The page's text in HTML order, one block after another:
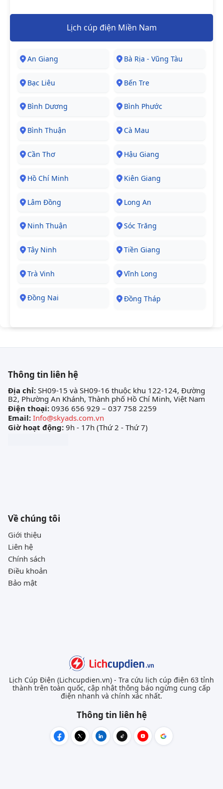
Lịch cúp điện Miền Nam
An Giang Bà Rịa - Vũng Tàu
Bạc Liêu Bến Tre
Bình Dương Bình Phước
Bình Thuận Cà Mau
Cần Thơ Hậu Giang
Hồ Chí Minh Kiên Giang
Lâm Đồng Long An
Ninh Thuận Sóc Trăng
Tây Ninh Tiền Giang
Trà Vinh Vĩnh Long
Đồng Nai Đồng Tháp
Thông tin liên hệ
Địa chỉ: SH09-15 và SH09-16 thuộc khu 122-124, Đường
B2, Phường An Khánh, Thành phố Hồ Chí Minh, Việt Nam
Điện thoại: 0936 656 929 – 037 758 2259
Email: Info@skyads.com.vn
Giờ hoạt động: 9h - 17h (Thứ 2 - Thứ 7)
Về chúng tôi
Giới thiệu
Liên hệ
Chính sách
Điều khoản
Bảo mật
Lịch Cúp Điện (Lichcupdien.vn) - Tra cứu lịch cúp điện 63 tỉnh
thành trên toàn quốc, cập nhật thông báo ngừng cung cấp
điện nhanh và chính xác nhất.
Thông tin liên hệ